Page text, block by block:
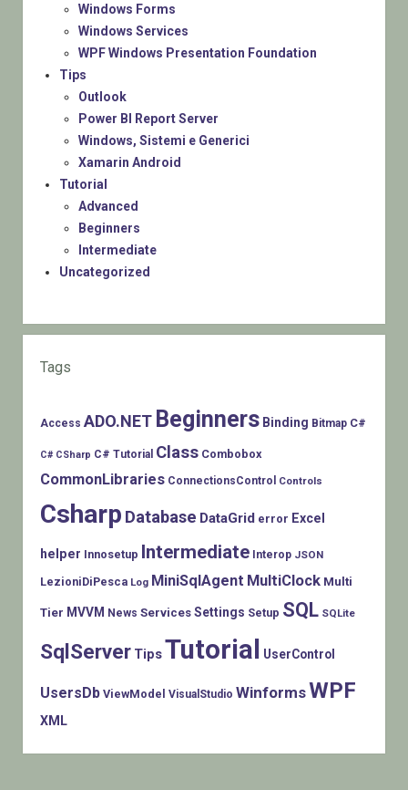
Windows Forms
Windows Services
WPF Windows Presentation Foundation
Tips
Outlook
Power BI Report Server
Windows, Sistemi e Generici
Xamarin Android
Tutorial
Advanced
Beginners
Intermediate
Uncategorized
Tags
Access ADO.NET Beginners Binding Bitmap C#
C# CSharp C# Tutorial Class Combobox
CommonLibraries ConnectionsControl Controls
Csharp Database DataGrid error Excel
helper Innosetup Intermediate Interop JSON
LezioniDiPesca Log MiniSqlAgent MultiClock Multi
Tier MVVM News Services Settings Setup SQL SQLite
SqlServer TipsTutorial UserControl
UsersDb ViewModel VisualStudio WinformsWPF
XML